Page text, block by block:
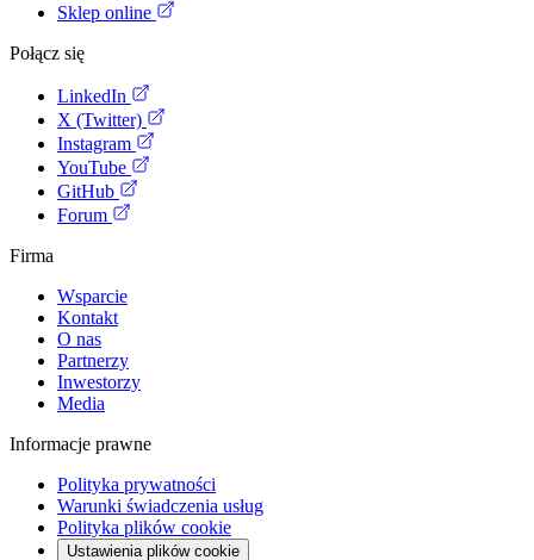
Sklep online
Połącz się
LinkedIn
X (Twitter)
Instagram
YouTube
GitHub
Forum
Firma
Wsparcie
Kontakt
O nas
Partnerzy
Inwestorzy
Media
Informacje prawne
Polityka prywatności
Warunki świadczenia usług
Polityka plików cookie
Ustawienia plików cookie